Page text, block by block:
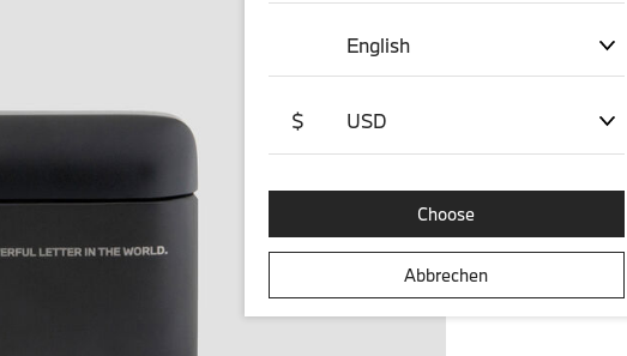
English
$ USD
Choose
Abbrechen